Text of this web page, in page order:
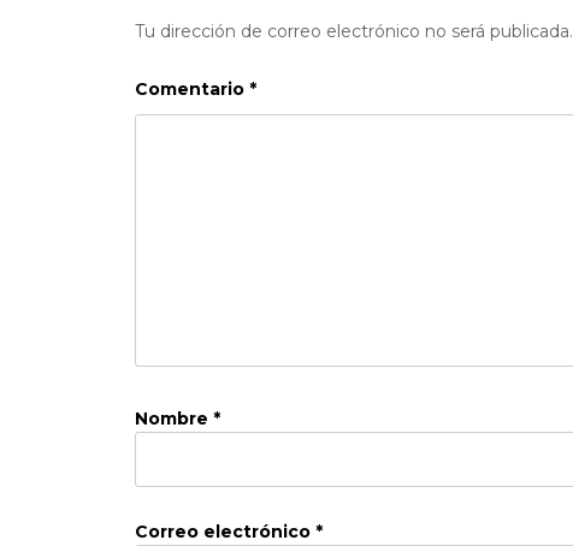
Tu dirección de correo electrónico no será publicada.
Comentario *
Nombre *
Correo electrónico *